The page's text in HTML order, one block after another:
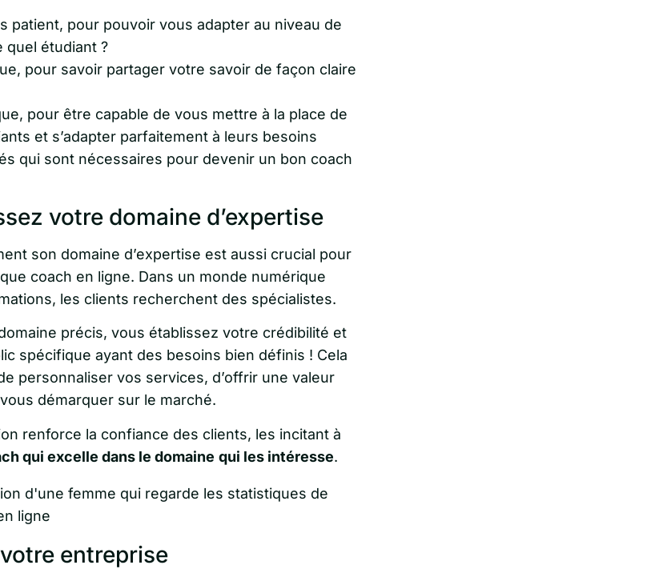
patient, pour pouvoir vous adapter au niveau de
quel étudiant ?
pour savoir partager votre savoir de façon claire
pour être capable de vous mettre à la place de
et s’adapter parfaitement à leurs besoins
qui sont nécessaires pour devenir un bon coach
votre domaine d’expertise
son domaine d’expertise est aussi crucial pour
coach en ligne. Dans un monde numérique
les clients recherchent des spécialistes.
précis, vous établissez votre crédibilité et
spécifique ayant des besoins bien définis ! Cela
personnaliser vos services, d’offrir une valeur
démarquer sur le marché.
renforce la confiance des clients, les incitant à
qui excelle dans le domaine qui les intéresse.
entreprise